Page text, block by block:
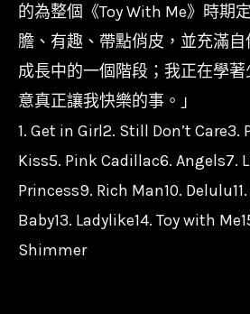
量
的為整個《Toy With Me》時期
膽、有趣、帶點俏皮，並充滿
成長中的一個階段；我正在學
意真正讓我快樂的事。」
1. Get in Girl2. Still Don’t Care3.
Kiss5. Pink Cadillac6. Angels7.
Princess9. Rich Man10. Delulu11.
Baby13. Ladylike14. Toy with
Shimmer